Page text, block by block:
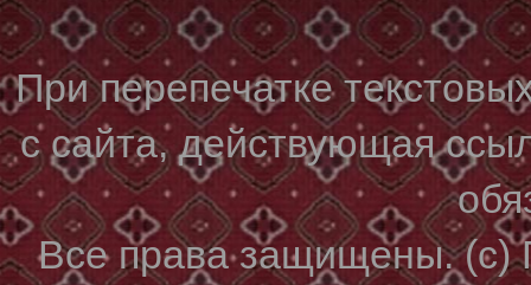
При перепечатке
с сайта, действующая
Все права защищены. (с)